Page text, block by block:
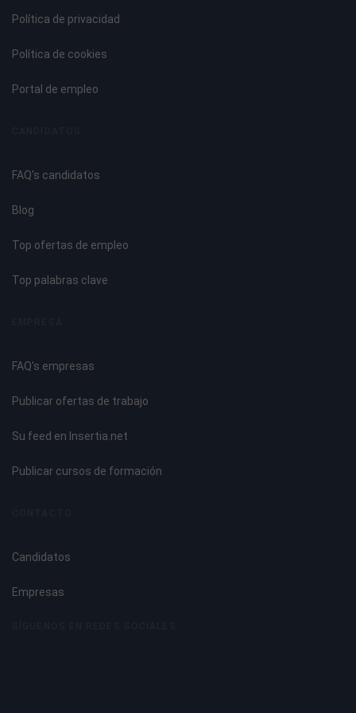
Política de privacidad
Política de cookies
Portal de empleo
FAQ's candidatos
Blog
Top ofertas de empleo
Top palabras clave
FAQ's empresas
Publicar ofertas de trabajo
Su feed en Insertia.net
Publicar cursos de formación
Candidatos
Empresas